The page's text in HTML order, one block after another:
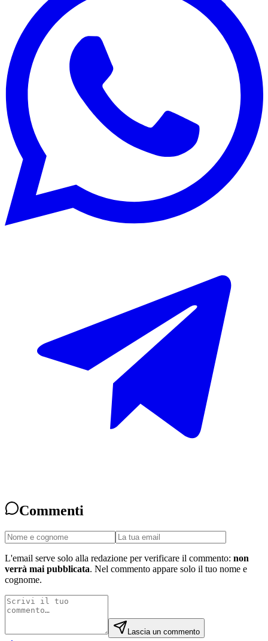
Commenti
L'email serve solo alla redazione per verificare il commento: non
verrà mai pubblicata. Nel commento appare solo il tuo nome e
cognome.
Lascia un commento